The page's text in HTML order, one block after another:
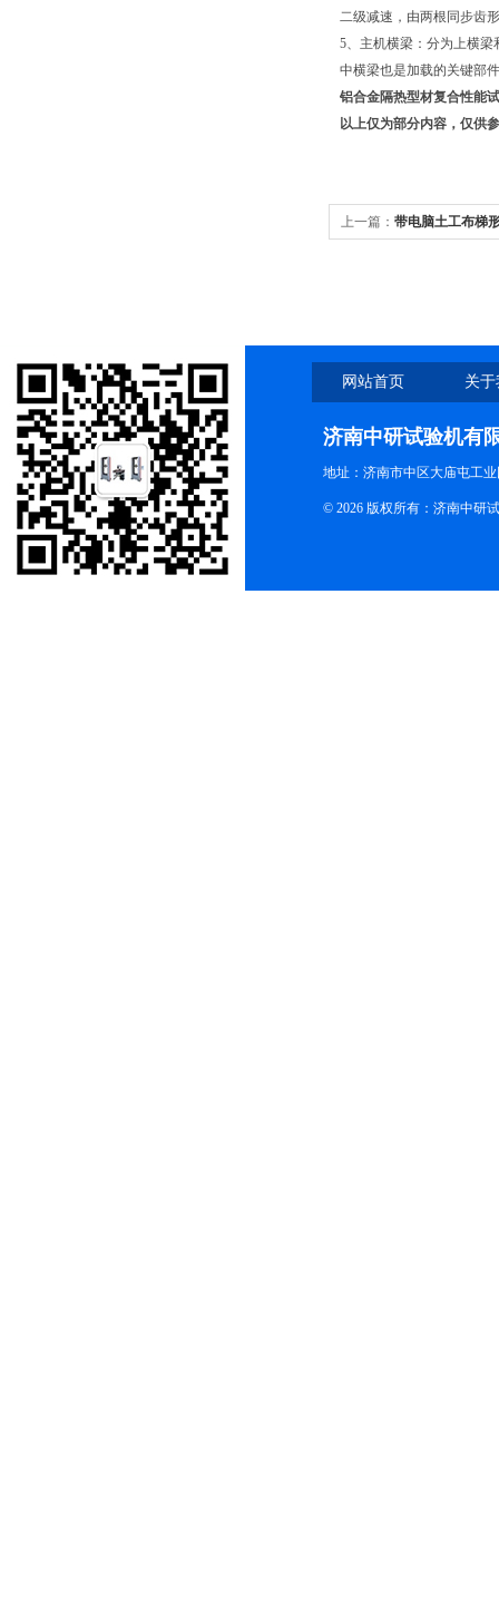
二级减速，由两根同步齿
5、主机横梁：分为上横
中横梁也是加载的关键部
铝合金隔热型材复合性能
以上仅为部分内容，仅供
上一篇： 带电脑土工布梯
网站首页 关
济南中研试验机有
地址：济南市中区大庙屯工
© 2026 版权所有：济南中研